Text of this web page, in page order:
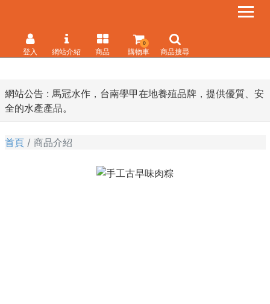
網站公告 : 馬冠水作，台南學甲在地養殖品牌，提供優質、安
全的水產產品。
登入 網站介紹 商品 購物車
0
商品搜尋
首頁 商品介紹